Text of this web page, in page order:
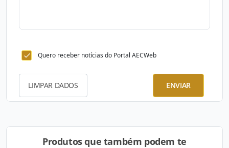
Quero receber notícias do Portal AECWeb
LIMPAR DADOS ENVIAR
Produtos que também podem te